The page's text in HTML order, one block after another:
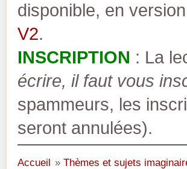
disponible, en
V2.
INSCRIPTION : La
écrire, il faut vous
spammeurs, les
seront annulées).
Accueil » Thèmes et sujets